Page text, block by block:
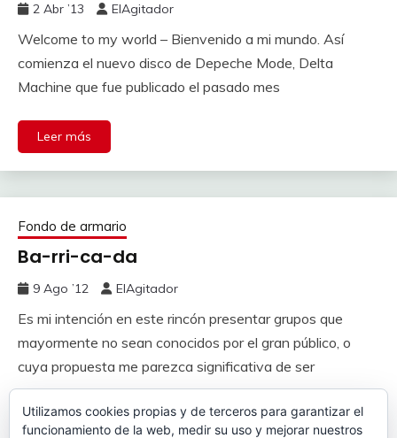
2 Abr ’13 ElAgitador
Welcome to my world – Bienvenido a mi mundo. Así
comienza el nuevo disco de Depeche Mode, Delta
Machine que fue publicado el pasado mes
Leer más
Fondo de armario
Ba-rri-ca-da
9 Ago ’12 ElAgitador
Es mi intención en este rincón presentar grupos que
mayormente no sean conocidos por el gran público, o
cuya propuesta me parezca significativa de ser
Leer más
Utilizamos cookies propias y de terceros para garantizar el
funcionamiento de la web, medir su uso y mejorar nuestros